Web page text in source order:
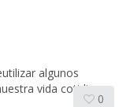
algunos
vida cotidiana
0